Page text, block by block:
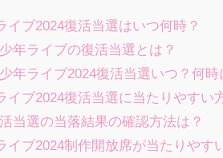
イブ2024復活当選はいつ何時？
年ライブの復活当選とは？
年ライブ2024復活当選いつ？何時
イブ2024復活当選に当たりやすい
当選の当落結果の確認方法は？
イブ2024制作開放席が当たりやす